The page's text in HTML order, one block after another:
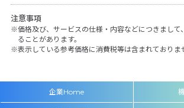
注意事項
価格及び、サービスの仕様・内容などにつきまして
ることがあります。
表示している参考価格に消費税等は含まれておりま
企業Home